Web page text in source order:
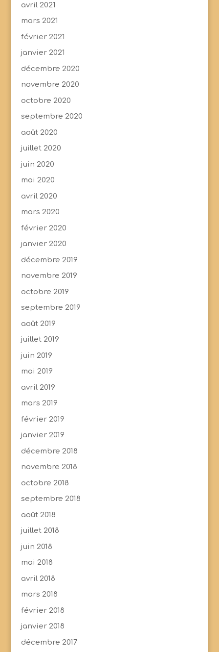
avril 2021
mars 2021
février 2021
janvier 2021
décembre 2020
novembre 2020
octobre 2020
septembre 2020
août 2020
juillet 2020
juin 2020
mai 2020
avril 2020
mars 2020
février 2020
janvier 2020
décembre 2019
novembre 2019
octobre 2019
septembre 2019
août 2019
juillet 2019
juin 2019
mai 2019
avril 2019
mars 2019
février 2019
janvier 2019
décembre 2018
novembre 2018
octobre 2018
septembre 2018
août 2018
juillet 2018
juin 2018
mai 2018
avril 2018
mars 2018
février 2018
janvier 2018
décembre 2017